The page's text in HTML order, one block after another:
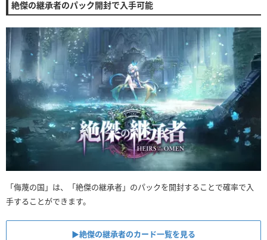
絶傑の継承者のパック開封で入手可能
「侮蔑の国」は、「絶傑の継承者」のパックを開封することで確率で入
手することができます。
▶︎絶傑の継承者のカード一覧を見る